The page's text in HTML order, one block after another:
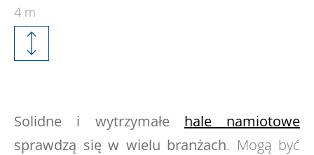
4 m
Solidne i wytrzymałe hale namiotowe
sprawdzą się w wielu branżach. Mogą być